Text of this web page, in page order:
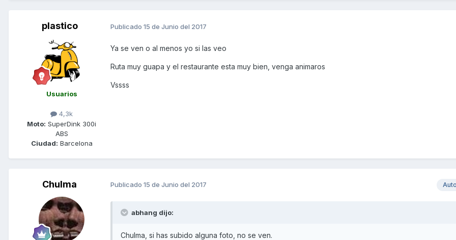
plastico
Usuarios
4,3k
Moto: SuperDink 300i
ABS
Ciudad: Barcelona
Publicado 15 de Junio del 2017
Ya se ven o al menos yo si las veo
Ruta muy guapa y el restaurante esta muy bien, venga animaros
Vssss
Chulma Publicado 15 de Junio del 2017
abhang dijo:
Chulma, si has subido alguna foto, no se ven.